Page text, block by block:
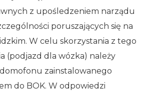
z upośledzeniem narządu
poruszających się na
W celu skorzystania z tego
(podjazd dla wózka) należy
zainstalowanego
do BOK. W odpowiedzi